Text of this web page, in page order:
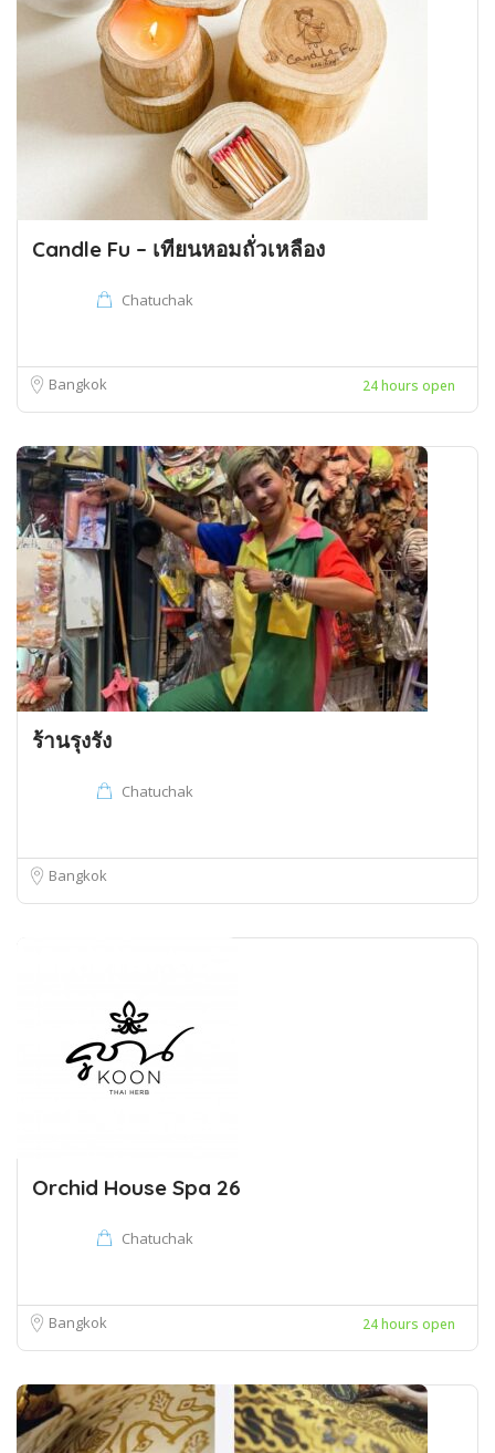
Candle Fu – เทียนหอมถั่วเหลือง
Chatuchak
Bangkok 24 hours open
ร้านรุงรัง
Chatuchak
Bangkok
Orchid House Spa 26
Chatuchak
Bangkok 24 hours open